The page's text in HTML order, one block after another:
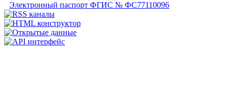
Электронный паспорт ФГИС № ФС77110096